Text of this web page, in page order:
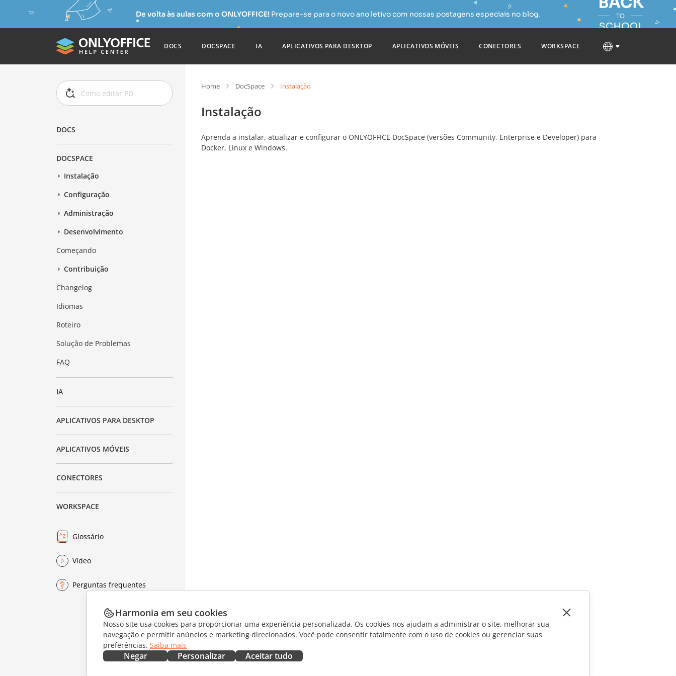
De volta às aulas com o ONLYOFFICE! Prepare-se para o novo ano letivo com nossas postagens especiais no blog.
DOCS DOCSPACE IA APLICATIVOS PARA DESKTOP APLICATIVOS MÓVEIS CONECTORES WORKSPACE
DOCS
DOCSPACE
Instalação
Configuração
Administração
Desenvolvimento
Começando
Contribuição
Changelog
Idiomas
Roteiro
Solução de Problemas
FAQ
IA
APLICATIVOS PARA DESKTOP
APLICATIVOS MÓVEIS
CONECTORES
WORKSPACE
Glossário
Vídeo
Perguntas frequentes
Home DocSpace Instalação
Instalação
Aprenda a instalar, atualizar e configurar o ONLYOFFICE DocSpace (versões Community, Enterprise e Developer) para
Docker, Linux e Windows.
Harmonia em seu cookies
Nosso site usa cookies para proporcionar uma experiência personalizada. Os cookies nos ajudam a administrar o site, melhorar sua
navegação e permitir anúncios e marketing direcionados. Você pode consentir totalmente com o uso de cookies ou gerenciar suas
preferências. Saiba mais
Negar Personalizar Aceitar tudo